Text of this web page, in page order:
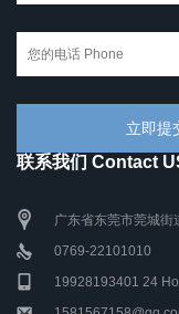
联系我们 Contact
广东省东莞市莞城
0769-22101010
19928193401 24